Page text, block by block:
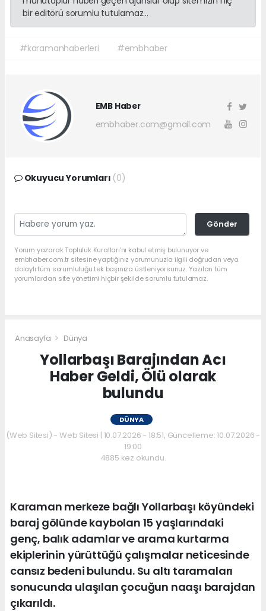
bir editörü sorumlu tutulamaz...
#karamanhaberleri #embhaber
EMB Haber
embhaber.com@gmail.com
Okuyucu Yorumları (0)
Gönder
Yorum yazarak Topluluk Kuralları’nı kabul etmiş bulunuyor ve
embhaber.com.tr sitesine yaptığınız yorumunuzla ilgili doğrudan veya
dolaylı tüm sorumluluğu tek başınıza üstleniyorsunuz. Yazılan tüm
yorumlardan site yönetimi hiçbir şekilde sorumlu tutulamaz.
Anasayfa Dünya
Yollarbaşı Barajından Acı
Haber Geldi, Ölü olarak
bulundu
DÜNYA
(Web Sitesi) - Web Sitesi | 10.07.2026 - 18:51, Güncelleme: 10.07.2026 -
19:00
4885 kez okundu.
Karaman merkeze bağlı Yollarbaşı köyündeki
baraj gölünde kaybolan 15 yaşlarındaki
genç, balık adamlar ve arama kurtarma
ekiplerinin yürüttüğü çalışmalar neticesinde
cansız bedeni bulundu. Su altı taramaları
sonucunda ulaşılan çocuğun naaşı barajdan
çıkarıldı.